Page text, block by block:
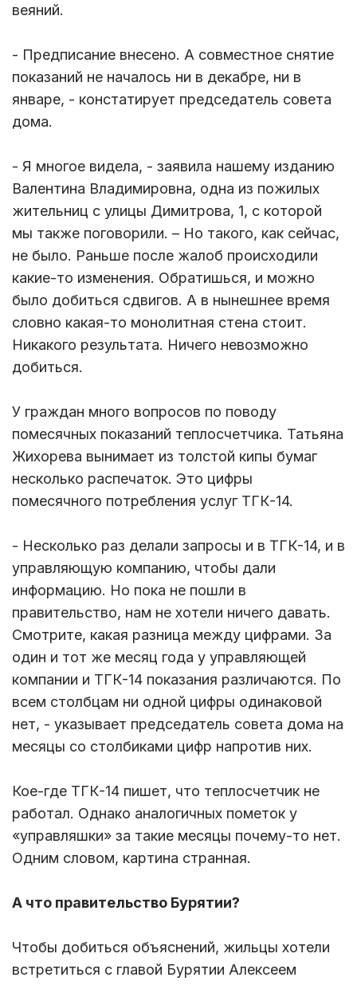
веяний.
- Предписание внесено. А совместное снятие
показаний не началось ни в декабре, ни в
январе, - констатирует председатель совета
дома.
- Я многое видела, - заявила нашему изданию
Валентина Владимировна, одна из пожилых
жительниц с улицы Димитрова, 1, с которой
мы также поговорили. – Но такого, как сейчас,
не было. Раньше после жалоб происходили
какие-то изменения. Обратишься, и можно
было добиться сдвигов. А в нынешнее время
словно какая-то монолитная стена стоит.
Никакого результата. Ничего невозможно
добиться.
У граждан много вопросов по поводу
помесячных показаний теплосчетчика. Татьяна
Жихорева вынимает из толстой кипы бумаг
несколько распечаток. Это цифры
помесячного потребления услуг ТГК-14.
- Несколько раз делали запросы и в ТГК-14, и в
управляющую компанию, чтобы дали
информацию. Но пока не пошли в
правительство, нам не хотели ничего давать.
Смотрите, какая разница между цифрами. За
один и тот же месяц года у управляющей
компании и ТГК-14 показания различаются. По
всем столбцам ни одной цифры одинаковой
нет, - указывает председатель совета дома на
месяцы со столбиками цифр напротив них.
Кое-где ТГК-14 пишет, что теплосчетчик не
работал. Однако аналогичных пометок у
«управляшки» за такие месяцы почему-то нет.
Одним словом, картина странная.
А что правительство Бурятии?
Чтобы добиться объяснений, жильцы хотели
встретиться с главой Бурятии Алексеем